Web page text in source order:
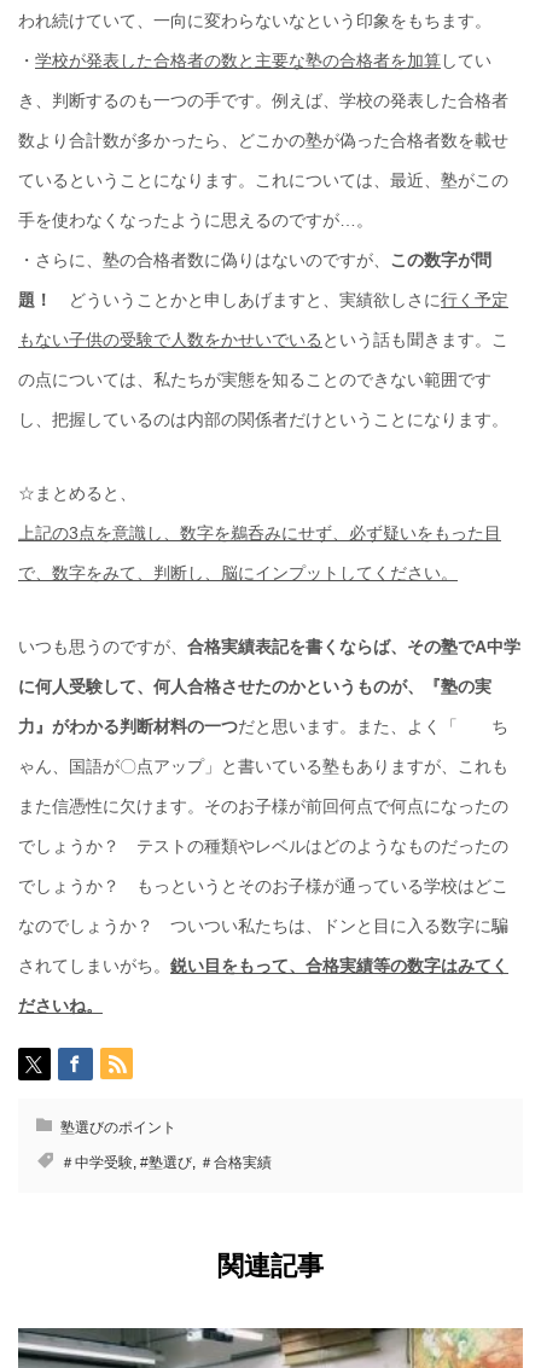
われ続けていて、一向に変わらないなという印象をもちます。
・ 学校が発表した合格者の数と主要な塾の合格者を加算してい
き、判断するのも一つの手です。例えば、学校の発表した合格者
数より合計数が多かったら、どこかの塾が偽った合格者数を載せ
ているということになります。これについては、最近、塾がこの
手を使わなくなったように思えるのですが…。
・さらに、塾の合格者数に偽りはないのですが、 この数字が問
題！ どういうことかと申しあげますと、実績欲しさに行く予定
もない子供の受験で人数をかせいでいる という話も聞きます。こ
の点については、私たちが実態を知ることのできない範囲です
し、把握しているのは内部の関係者だけということになります。
☆まとめると、
上記の3点を意識し、数字を鵜呑みにせず、必ず疑いをもった目
で、数字をみて、判断し、脳にインプットしてください。
いつも思うのですが、 合格実績表記を書くならば、その塾でA中学
に何人受験して、何人合格させたのかというものが、『塾の実
力』がわかる判断材料の一つだと思います。また、よく「 ち
ゃん、国語が〇点アップ」と書いている塾もありますが、これも
また信憑性に欠けます。そのお子様が前回何点で何点になったの
でしょうか？ テストの種類やレベルはどのようなものだったの
でしょうか？ もっというとそのお子様が通っている学校はどこ
なのでしょうか？ ついつい私たちは、ドンと目に入る数字に騙
されてしまいがち。 鋭い目をもって、合格実績等の数字はみてく
ださいね。
塾選びのポイント
＃中学受験, #塾選び, ＃合格実績
関連記事